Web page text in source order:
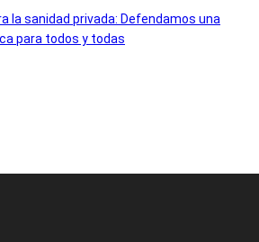
la sanidad privada: Defendamos una
para todos y todas